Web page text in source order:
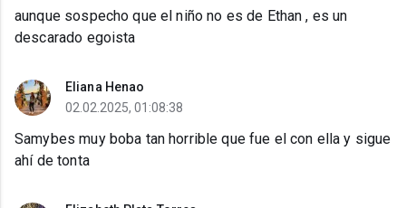
aunque sospecho que el niño no es de Ethan , es un
descarado egoista
Eliana Henao
02.02.2025, 01:08:38
Samybes muy boba tan horrible que fue el con ella y sigue
ahí de tonta